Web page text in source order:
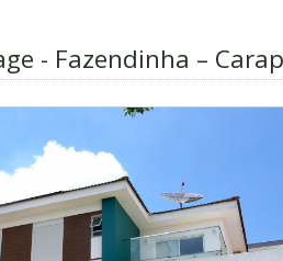
- Fazendinha –